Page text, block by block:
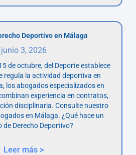
Deportivo en Málaga
junio 3, 2026
de octubre, del Deporte establece
regula la actividad deportiva en
los abogados especializados en
experiencia en contratos,
disciplinaria. Consulte nuestro
en Málaga. ¿Qué hace un
de Derecho Deportivo?
Leer más >